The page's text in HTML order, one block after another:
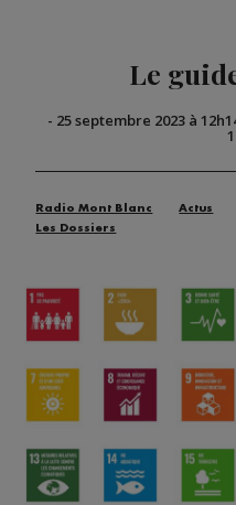
Le
- 25 septembre 2023 à
Radio Mont Blanc
Actus
Les Dossiers